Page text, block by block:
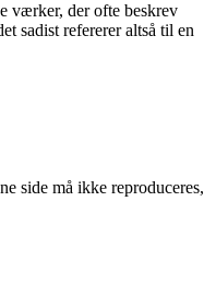
værker, der ofte beskrev
sadist refererer altså til en
side må ikke reproduceres,